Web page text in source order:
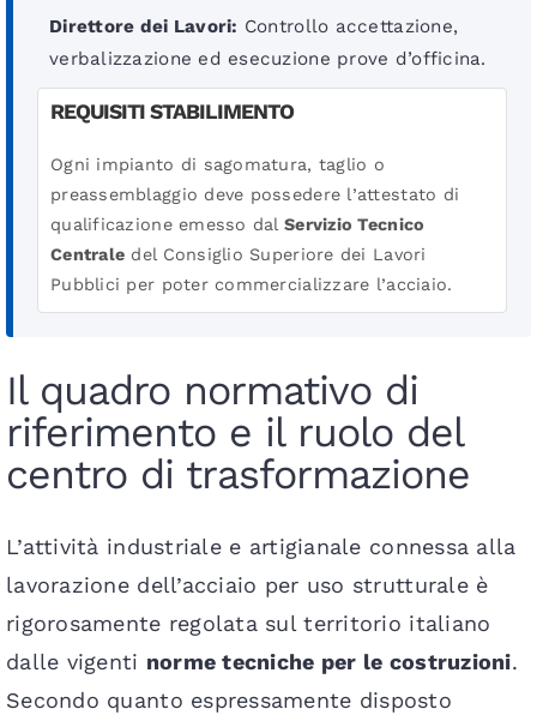
Direttore dei Lavori: Controllo accettazione,
verbalizzazione ed esecuzione prove d’officina.
REQUISITI STABILIMENTO
Ogni impianto di sagomatura, taglio o
preassemblaggio deve possedere l’attestato di
qualificazione emesso dalServizio Tecnico
Centrale del Consiglio Superiore dei Lavori
Pubblici per poter commercializzare l’acciaio.
Il quadro normativo di
riferimento e il ruolo del
centro di trasformazione
L’attività industriale e artigianale connessa alla
lavorazione dell’acciaio per uso strutturale è
rigorosamente regolata sul territorio italiano
dalle vigenti norme tecniche per le costruzioni.
Secondo quanto espressamente disposto